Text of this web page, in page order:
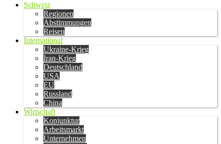
Schweiz
Regionen
Abstimmungen
Reisen
International
Ukraine-Krieg
Iran-Krieg
Deutschland
USA
EU
Russland
China
Wirtschaft
Konjunktur
Arbeitsmarkt
Unternehmen